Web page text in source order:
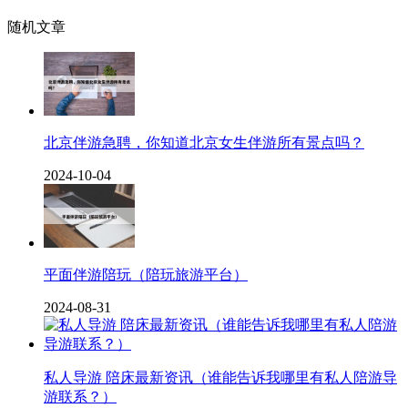
随机文章
北京伴游急聘，你知道北京女生伴游所有景点吗？
2024-10-04
平面伴游陪玩（陪玩旅游平台）
2024-08-31
私人导游 陪床最新资讯（谁能告诉我哪里有私人陪游导
游联系？）